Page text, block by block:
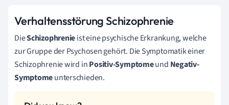
Verhaltensstörung Schizophrenie
DieSchizophrenieist eine psychische Erkrankung, welche
zur Gruppe der Psychosen gehört. Die Symptomatik einer
Schizophrenie wird inPositiv-Symptomeund Negativ-
Symptomeunterschieden.